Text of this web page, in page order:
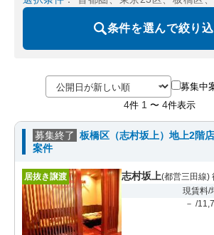
条件を選んで絞り
募集中
4件 1 〜 4件表示
募集終了 板橋区（志村坂上）地上2階
案件
居抜き譲渡 志村坂上(都営三田線)
現賃料/
－ /